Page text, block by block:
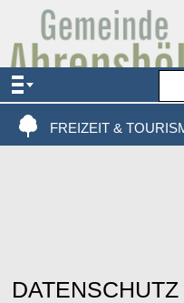
AKTUELLES &
VERWALTUNG &
FREIZEIT &
DATENSCHUTZ